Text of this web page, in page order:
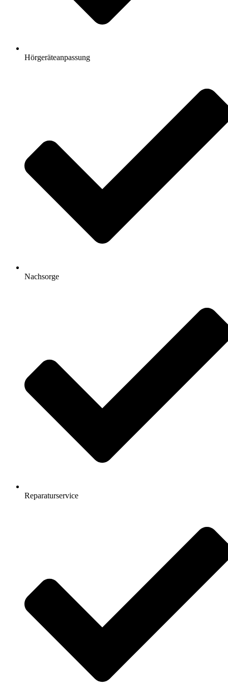
Hörgeräteanpassung
Nachsorge
Reparaturservice